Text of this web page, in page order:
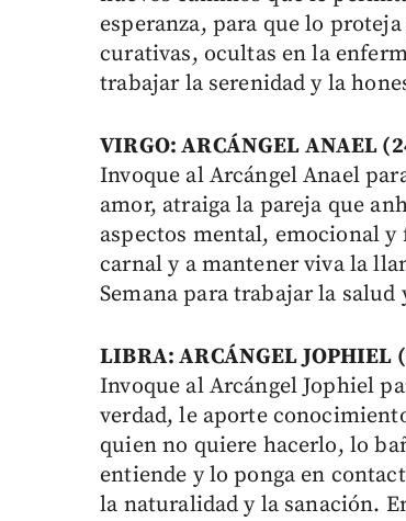
esperanza, para que lo
curativas, ocultas en la
trabajar la serenidad y la
VIRGO: ARCÁNGEL ANAEL
Invoque al Arcángel Anael
amor, atraiga la pareja que
aspectos mental, emocional
carnal y a mantener viva la
Semana para trabajar la
LIBRA: ARCÁNGEL JOPHIEL
Invoque al Arcángel Jophiel
verdad, le aporte
quien no quiere hacerlo, lo
entiende y lo ponga en
la naturalidad y la sanación.